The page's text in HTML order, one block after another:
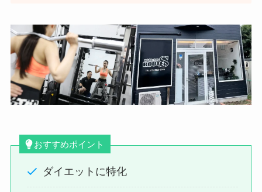
おすすめポイント
ダイエットに特化